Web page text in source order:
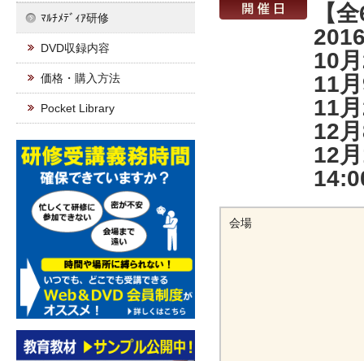
ﾏﾙﾁﾒﾃﾞｨｱ研修
DVD収録内容
価格・購入方法
Pocket Library
【
10
11
11
12
12
会場